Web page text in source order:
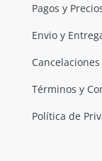
Pagos y
Envio y
Términos y
Política de